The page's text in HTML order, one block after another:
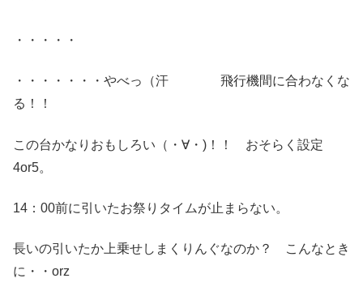
・・・・・
・・・・・・・やべっ（汗 飛行機間に合わなくな
る！！
この台かなりおもしろい（・∀・)！！ おそらく設定
4or5。
14：00前に引いたお祭りタイムが止まらない。
長いの引いたか上乗せしまくりんぐなのか？ こんなとき
に・・orz